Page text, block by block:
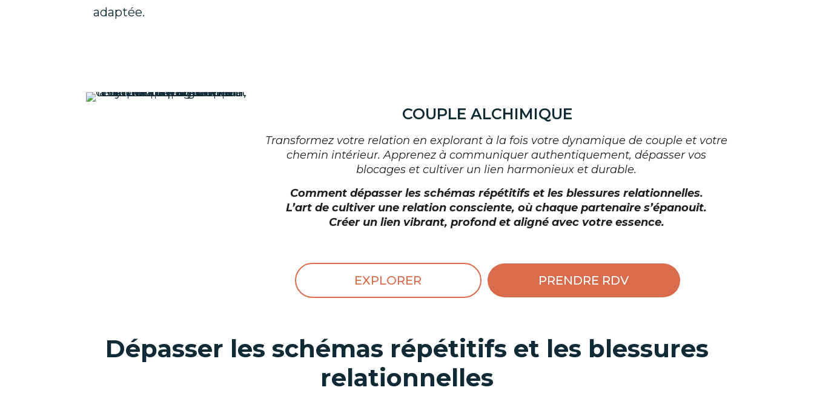
adaptée.
COUPLE ALCHIMIQUE
Transformez votre relation en explorant à la fois votre dynamique de couple et votre
chemin intérieur. Apprenez à communiquer authentiquement, dépasser vos
blocages et cultiver un lien harmonieux et durable.
Comment dépasser les schémas répétitifs et les blessures relationnelles.
L’art de cultiver une relation consciente, où chaque partenaire s’épanouit.
Créer un lien vibrant, profond et aligné avec votre essence.
EXPLORER PRENDRE RDV
Dépasser les schémas répétitifs et les blessures
relationnelles